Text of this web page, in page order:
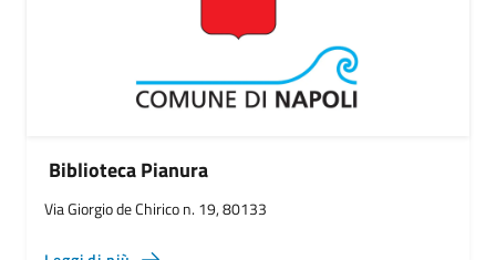
Biblioteca Pianura
Via Giorgio de Chirico n. 19, 80133